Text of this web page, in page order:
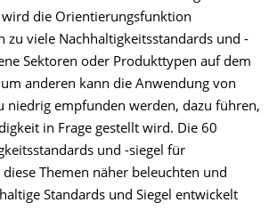
die Orientierungsfunktion
zu viele Nachhaltigkeitsstandards und -
Sektoren oder Produkttypen auf dem
anderen kann die Anwendung von
niedrig empfunden werden, dazu führen,
in Frage gestellt wird. Die 60
und -siegel für
Themen näher beleuchten und
Standards und Siegel entwickelt